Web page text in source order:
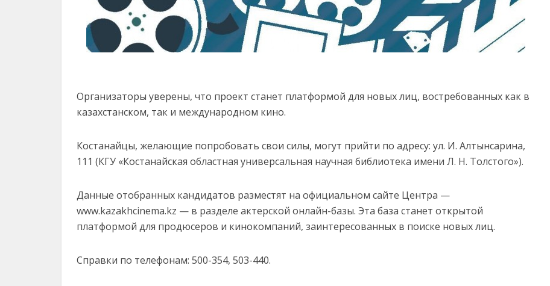
Организаторы уверены, что проект станет платформой для новых лиц, востребованных как в
казахстанском, так и международном кино.
Костанайцы, желающие попробовать свои силы, могут прийти по адресу: ул. И. Алтынсарина,
111 (КГУ «Костанайская областная универсальная научная библиотека имени Л. Н. Толстого»).
Данные отобранных кандидатов разместят на официальном сайте Центра —
www.kazakhcinema.kz — в разделе актерской онлайн-базы. Эта база станет открытой
платформой для продюсеров и кинокомпаний, заинтересованных в поиске новых лиц.
Справки по телефонам: 500-354, 503-440.